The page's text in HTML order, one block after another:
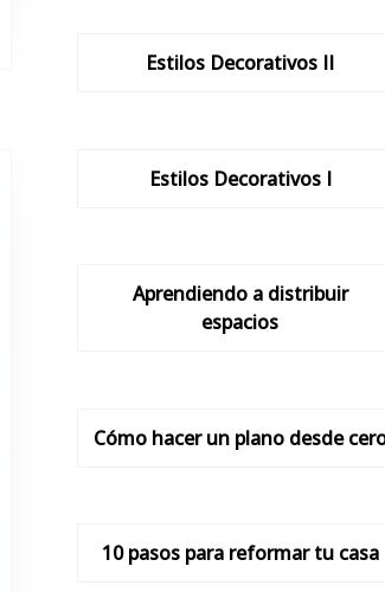
Estilos Decorativos II
Estilos Decorativos I
Aprendiendo a distribuir
espacios
Cómo hacer un plano desde
10 pasos para reformar tu casa